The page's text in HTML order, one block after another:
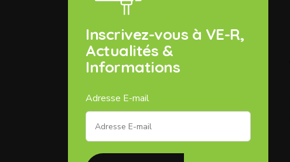
Inscrivez-vous à VE-R,
Actualités &
Informations
Adresse E-mail